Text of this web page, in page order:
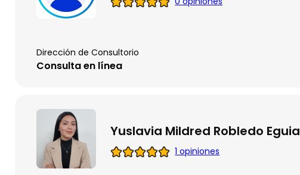
Dirección de Consultorio
Consulta en línea
Yuslavia Mildred Robledo Eguia
1 opiniones